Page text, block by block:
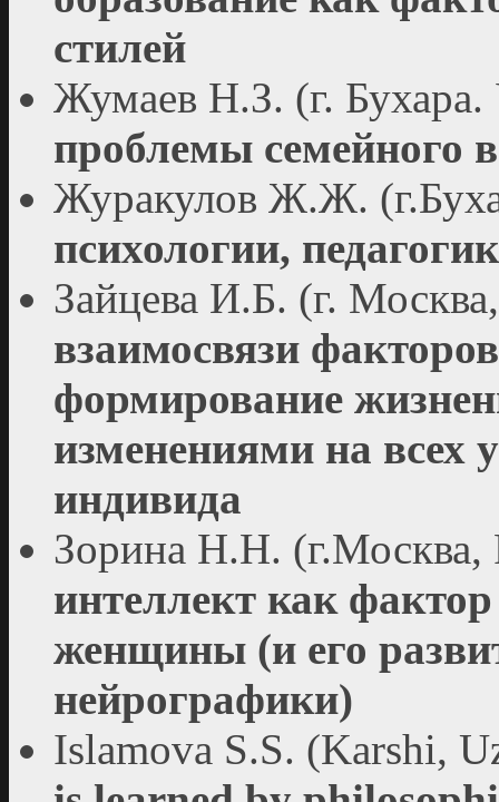
стилей
Жумаев Н.З. (г. Бухара.
проблемы семейного
Журакулов Ж.Ж.
психологии,
Зайцева И.Б. (г.
взаимосвязи
формирование
изменениями на всех
индивида
Зорина Н.Н. (г.Москва,
интеллект как
женщины (и его
нейрографики)
Islamova S.S. (Karshi,